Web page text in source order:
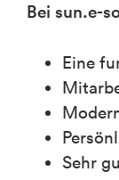
Bei sun.e-
Eine
Sehr